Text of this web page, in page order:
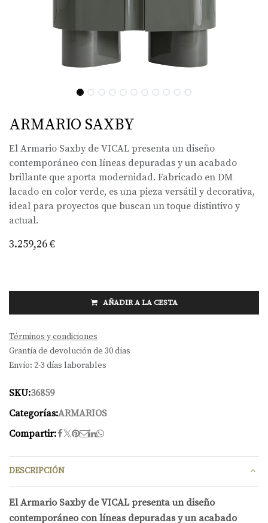
ARMARIO SAXBY
El Armario Saxby de VICAL presenta un diseño
contemporáneo con líneas depuradas y un acabado
brillante que aporta modernidad. Fabricado en DM
lacado en color verde, es una pieza versátil y decorativa,
ideal para proyectos que buscan un toque distintivo y
actual.
3.259,26€
AÑADIR A LA CESTA
Términos y condiciones
Grantía de devolución de 30 días
Envío: 2-3 días laborables
SKU:36859
Categorías:ARMARIOS
Compartir:
DESCRIPCIÓN
El Armario Saxby de VICAL presenta un diseño
contemporáneo con líneas depuradas y un acabado